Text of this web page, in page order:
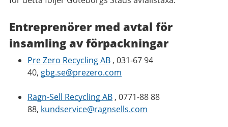
Entreprenörer med avtal för
insamling av förpackningar
Pre Zero Recycling AB , 031-67 94
40, gbg.se@prezero.com
Ragn-Sell Recycling AB , 0771-88 88
88, kundservice@ragnsells.com